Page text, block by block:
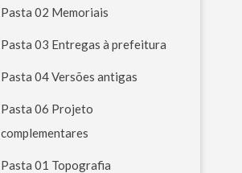
Pasta 02 Memoriais
Pasta 03 Entregas à prefeitura
Pasta 04 Versões antigas
Pasta 06 Projeto
complementares
Pasta 01 Topografia